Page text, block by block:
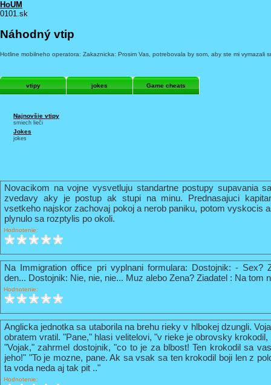
HoUM
0101.sk
Náhodný vtip
Hotline mobilneho operatora: Zakaznicka: Prosim Vas, potrebovala by som, aby ste mi
vtipy jokes Game cheats
Najnovšie vtipy
smiech lieči
Jokes
jokes
Novacikom na vojne vysvetluju standartne postupy supavania
zvedavy aky je postup ak stupi na minu. Prednasajuci
vsetkeho najskor zachovaj pokoj a nerob paniku, potom vyskocis
plynulo sa rozptylis po okoli.
Hodnotenie:
Na Immigration office pri vyplnani formulara: Dostojnik: - Sex?
den... Dostojnik: Nie, nie, nie... Muz alebo Zena? Ziadatel : Na tom
Hodnotenie:
Anglicka jednotka sa utaborila na brehu rieky v hlbokej dzungli.
obratem vratil. "Pane," hlasi velitelovi, "v rieke je obrovsky
"Vojak," zahrmel dostojnik, "co to je za blbost! Ten krokodil sa
jeho!" "To je mozne, pane. Ak sa vsak sa ten krokodil boji len z
ta voda neda aj tak pit .."
Hodnotenie: